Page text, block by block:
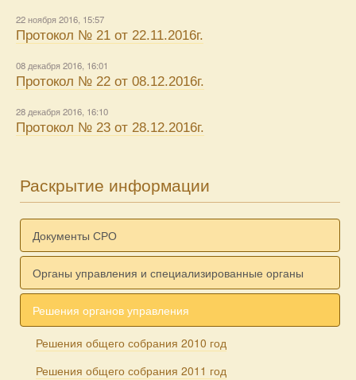
22 ноября 2016, 15:57
Протокол № 21 от 22.11.2016г.
08 декабря 2016, 16:01
Протокол № 22 от 08.12.2016г.
28 декабря 2016, 16:10
Протокол № 23 от 28.12.2016г.
Раскрытие информации
Документы СРО
Органы управления и специализированные органы
Решения органов управления
Решения общего собрания 2010 год
Решения общего собрания 2011 год